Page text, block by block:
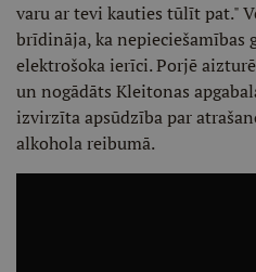
varu ar tevi kauties tūlīt pat."
brīdināja, ka nepieciešamības
elektrošoka ierīci. Porjē
un nogādāts Kleitonas
izvirzīta apsūdzība par
alkohola reibumā.